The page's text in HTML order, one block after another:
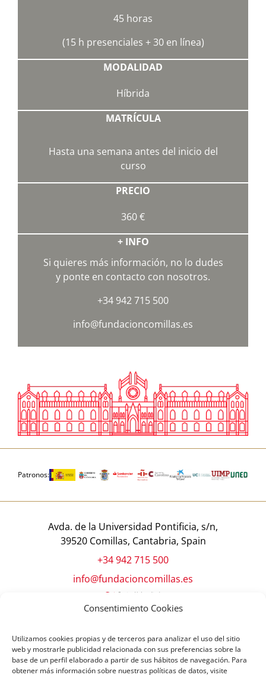
Consentimiento Cookies
Utilizamos cookies propias y de terceros para analizar el uso del sitio
web y mostrarle publicidad relacionada con sus preferencias sobre la
base de un perfil elaborado a partir de sus hábitos de navegación. Para
obtener más información sobre nuestras políticas de datos, visite
45 horas
(15 h presenciales + 30 en línea)
MODALIDAD
Híbrida
MATRÍCULA
Hasta una semana antes del inicio del
curso
PRECIO
360 €
+ INFO
Si quieres más información, no lo dudes
y ponte en contacto con nosotros.
+34 942 715 500
info@fundacioncomillas.es
Patronos:
Avda. de la Universidad Pontificia, s/n,
39520 Comillas, Cantabria, Spain
+34 942 715 500
info@fundacioncomillas.es